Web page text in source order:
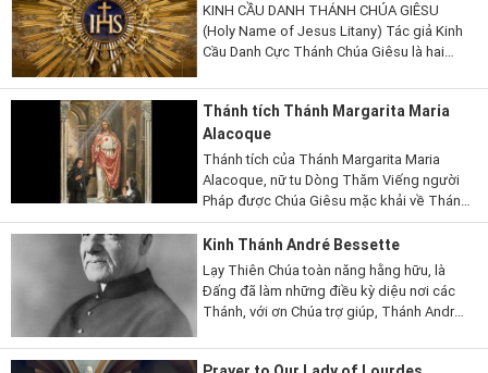
KINH CẦU DANH THÁNH CHÚA GIÊSU
(Holy Name of Jesus Litany) Tác giả Kinh
Cầu Danh Cực Thánh Chúa Giêsu là hai
Bernadine thành Siena (1380-1444), cả hai
đều có lòng rất sùng kính và...
Thánh tích Thánh Margarita Maria
Alacoque
Thánh tích của Thánh Margarita Maria
Alacoque, nữ tu Dòng Thăm Viếng người
Pháp được Chúa Giêsu mặc khải về Thánh
Tâm, được đưa đến Hoa Kỳ trong tháng
Sáu. Thánh tích sẽ hiện diện tại Orlando,
bang Florida, khi...
Kinh Thánh André Bessette
Lạy Thiên Chúa toàn năng hằng hữu, là
Đấng đã làm những điều kỳ diệu nơi các
Thánh, với ơn Chúa trợ giúp, Thánh André
sống nghèo khó và khiêm nhường, nên...